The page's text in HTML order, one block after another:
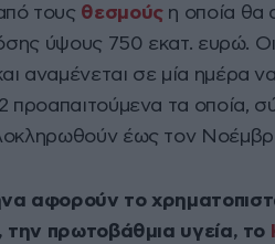
τους θεσμούς η οποία θα
ύψους 750 εκατ. ευρώ.
αναμένεται σε μία ημέρα
προαπαιτούμενα τα οποία,
έως τον
αφορούν το
την πρωτοβάθμια υγεία, το